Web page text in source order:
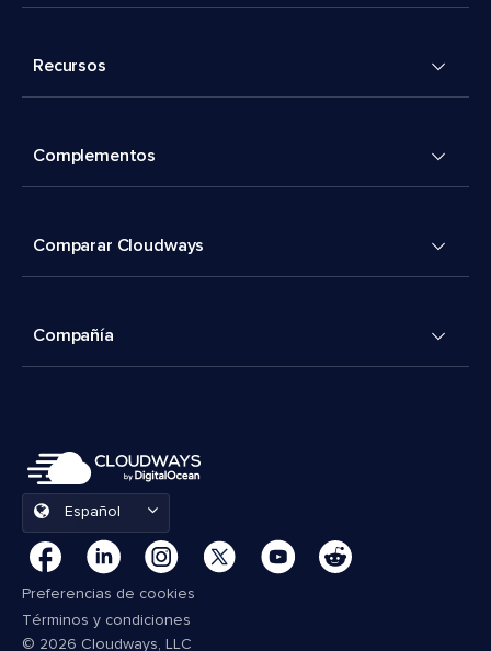
Recursos
Complementos
Comparar Cloudways
Compañía
Español
Preferencias de cookies
Términos y condiciones
© 2026 Cloudways, LLC